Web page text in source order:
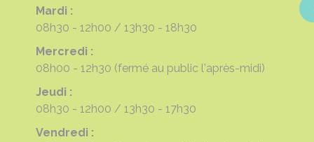
Mardi :
08h30 - 12h00
13h30 - 18h30
Mercredi :
08h00 - 12h30 (fermé au public l'après-midi)
Jeudi :
08h30 - 12h00
13h30 - 17h30
Vendredi :